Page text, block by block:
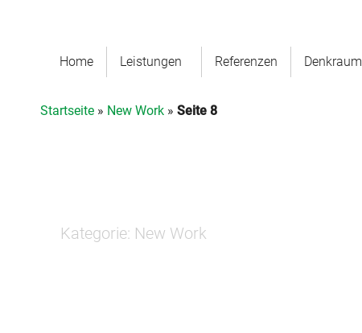
Home Leistungen Referenzen Denkraum
Startseite » New Work » Seite 8
Kategorie: New Work